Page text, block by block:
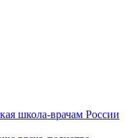
школа-врачам России